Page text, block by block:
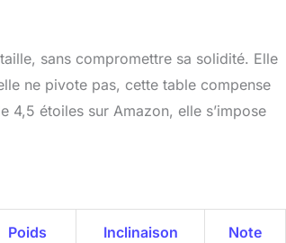
sans compromettre sa solidité. Elle
ne pivote pas, cette table compense
4,5 étoiles sur Amazon, elle s’impose
Poids Inclinaison Note